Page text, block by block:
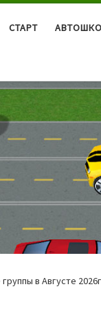
СТАРТ
в Августе